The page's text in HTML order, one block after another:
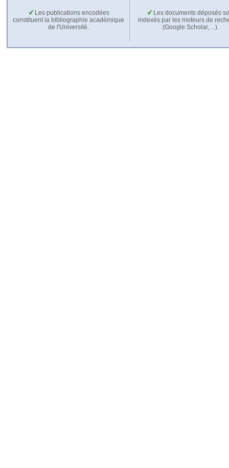
Les publications encodées
constituent la bibliographie académique
de l'Université.
Les documents déposés
indexés par les moteurs de
(Google Scholar,…).